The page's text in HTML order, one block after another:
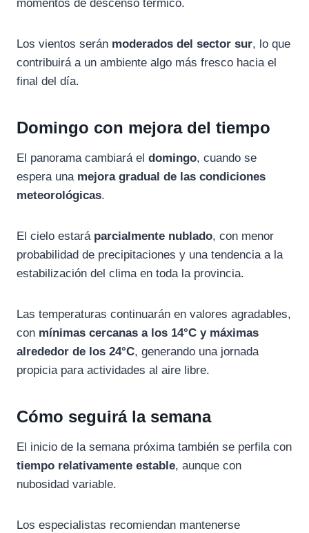
momentos de descenso térmico.
Los vientos serán moderados del sector sur, lo que
contribuirá a un ambiente algo más fresco hacia el
final del día.
Domingo con mejora del tiempo
El panorama cambiará el domingo, cuando se
espera una mejora gradual de las condiciones
meteorológicas.
El cielo estará parcialmente nublado, con menor
probabilidad de precipitaciones y una tendencia a la
estabilización del clima en toda la provincia.
Las temperaturas continuarán en valores agradables,
con mínimas cercanas a los 14°C y máximas
alrededor de los 24°C, generando una jornada
propicia para actividades al aire libre.
Cómo seguirá la semana
El inicio de la semana próxima también se perfila con
tiempo relativamente estable, aunque con
nubosidad variable.
Los especialistas recomiendan mantenerse